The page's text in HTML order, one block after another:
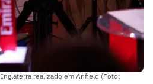
realizado em Anfield (Foto: